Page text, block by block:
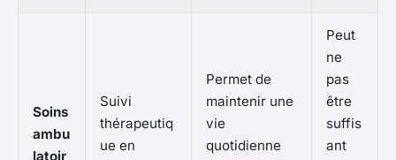
Soins
ambu
latoir
Suivi
thérapeutiq
ue en
Permet de
maintenir une
vie
quotidienne
Peut
ne
pas
être
suffis
ant